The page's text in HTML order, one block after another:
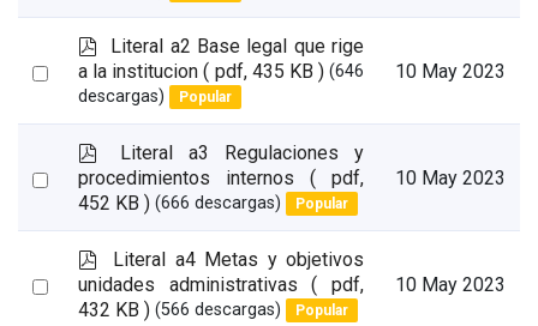
Select
p
d
f
Literal a2 Base legal que rige
a la institucion ( pdf, 435 KB ) (646
descargas)
Popular
10 May 2023
Select
p
d
f
Literal a3 Regulaciones y
procedimientos internos
( pdf,
452 KB ) (666 descargas) Popular
10 May 2023
Select
p
d
f
Literal a4 Metas y objetivos
unidades administrativas
( pdf,
432 KB ) (566 descargas) Popular
10 May 2023